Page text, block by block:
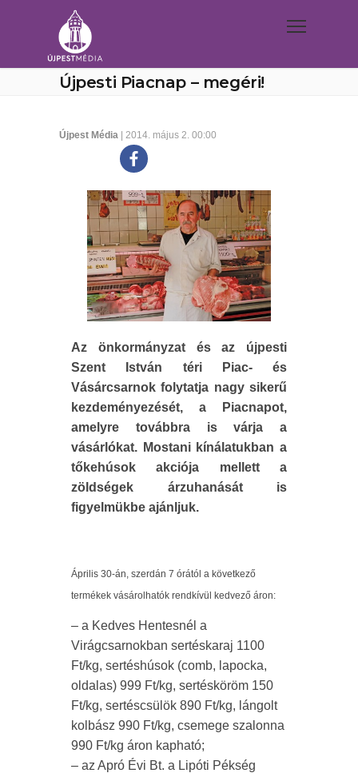
Újpesti Piacnap – megéri!
Újpest Média | 2014. május 2. 00:00
Az önkormányzat és az újpesti
Szent István téri Piac- és
Vásárcsarnok folytatja nagy sikerű
kezdeményezését, a Piacnapot,
amelyre továbbra is várja a
vásárlókat. Mostani kínálatukban a
tőkehúsok akciója mellett a
zöldségek árzuhanását is
figyelmükbe ajánljuk.
Április 30-án, szerdán 7 órától a következő
termékek vásárolhatók rendkívül kedvező áron:
– a Kedves Hentesnél a
Virágcsarnokban sertéskaraj 1100
Ft/kg, sertéshúsok (comb, lapocka,
oldalas) 999 Ft/kg, sertésköröm 150
Ft/kg, sertéscsülök 890 Ft/kg, lángolt
kolbász 990 Ft/kg, csemege szalonna
990 Ft/kg áron kapható;
– az Apró Évi Bt. a Lipóti Pékség